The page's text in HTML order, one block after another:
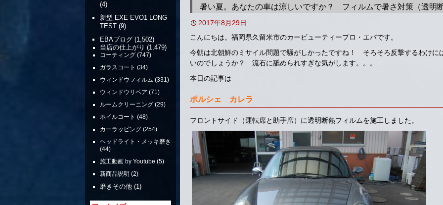
暑い夏。あなたの車は涼しいですか？ フィルムで暑さ対策（透明
2017年8月29日
こんにちは。福岡県久留米市のカービューティープロ・エバです。
今朝は北朝鮮のミサイル問題で騒がしかったですね！ そろそろ反撃するわけに
いのでしょうか？ 流石に舐められすぎな気がします。。。
本日の記事は
ポルシェ カレラ
フロントサイド（運転席と助手席）に透明断熱フィルムを施工しました。
(4)
新型 EXE EVO1 LONG
TEST (9)
EBAブログ (1,502)
当店の仕上がり (1,479)
コーティング (747)
ガラスコート (34)
ウィンドウフィルム (331)
ウィンドウリペア (71)
ルームクリーニング (29)
ホイルコート (48)
カーラッピング (254)
ヘッドライト・メッキ磨き
(44)
施工動画 by Youtube (5)
新商品説明 (2)
磨きその他 (1)